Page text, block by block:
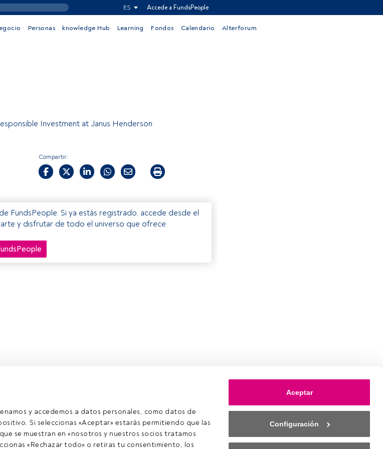
y accedemos a datos personales, como datos de
Si seleccionas «Aceptar» estarás permitiendo que las
se muestran en «nosotros y nuestros socios tratamos
«Rechazar todo» o retiras tu consentimiento, los
Aceptar
Configuración
ES Accede a FundsPeople
Personas knowledge Hub Learning Fondos Calendario Alterforum
Investment at Janus Henderson
Compartir:
FundsPeople. Si ya estás registrado, accede desde el
y disfrutar de todo el universo que ofrece